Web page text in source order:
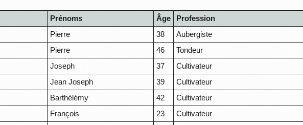
Prénoms Âge Profession
Pierre 38 Aubergiste
Pierre 46 Tondeur
Joseph 37 Cultivateur
Jean Joseph 39 Cultivateur
Barthélémy 42 Cultivateur
François 23 Cultivateur